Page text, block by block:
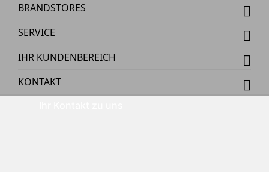
BRANDSTORES
SERVICE
IHR KUNDENBEREICH
KONTAKT